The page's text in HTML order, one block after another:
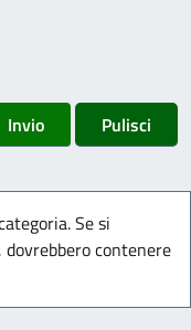
Invio Pulisci
Se si
contenere